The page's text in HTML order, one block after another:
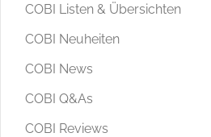
COBI Listen & Übersichten
COBI Neuheiten
COBI News
COBI Q&As
COBI Reviews